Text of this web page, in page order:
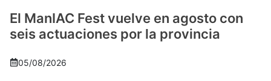
El ManIAC Fest vuelve en agosto con
seis actuaciones por la provincia
05/08/2026